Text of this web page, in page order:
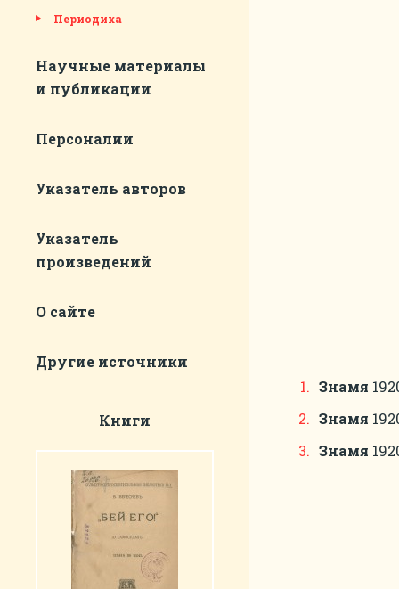
Периодика
Научные материалы
и публикации
Персоналии
Указатель авторов
Указатель
произведений
О сайте
Другие источники
Книги
Знамя
Знамя
Знамя